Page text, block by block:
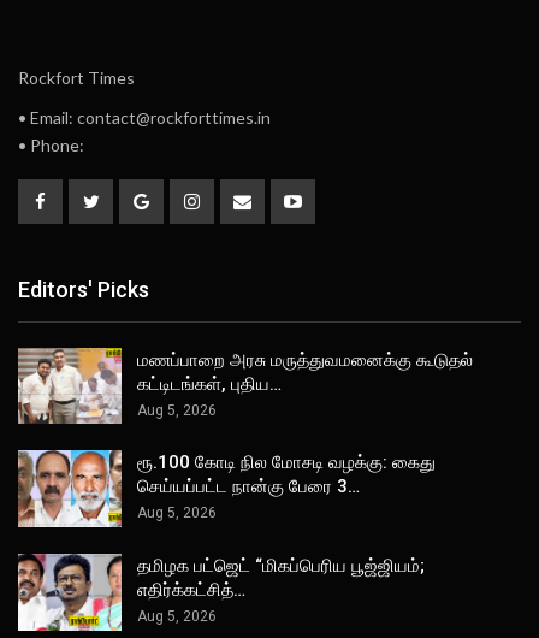
Rockfort Times
• Email: contact@rockforttimes.in
• Phone:
Editors' Picks
மணப்பாறை அரசு மருத்துவமனைக்கு கூடுதல்
கட்டிடங்கள், புதிய…
Aug 5, 2026
ரூ.100 கோடி நில மோசடி வழக்கு: கைது
செய்யப்பட்ட நான்கு பேரை 3…
Aug 5, 2026
தமிழக பட்ஜெட் “மிகப்பெரிய பூஜ்ஜியம்;
எதிர்க்கட்சித்…
Aug 5, 2026